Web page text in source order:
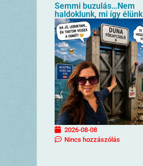
Semmi buzulás…Nem
haldoklunk, mi így élünk
2026-08-08
Nincs hozzászólás